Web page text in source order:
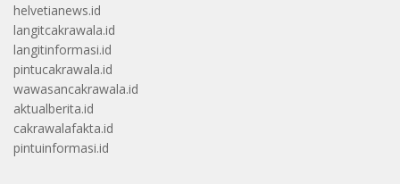
helvetianews.id
langitcakrawala.id
langitinformasi.id
pintucakrawala.id
wawasancakrawala.id
aktualberita.id
cakrawalafakta.id
pintuinformasi.id